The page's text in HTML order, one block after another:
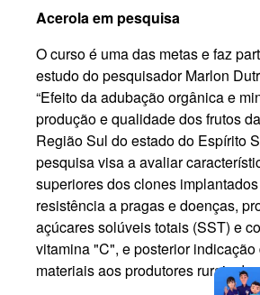
Acerola em pesquisa
O curso é uma das metas e faz
estudo do pesquisador Marlon
“Efeito da adubação orgânica e
produção e qualidade dos frutos
Região Sul do estado do Espírito
pesquisa visa a avaliar
superiores dos clones
resistência a pragas e doenças,
açúcares solúveis totais (SST) e
vitamina "C", e posterior
materiais aos produtores rurais